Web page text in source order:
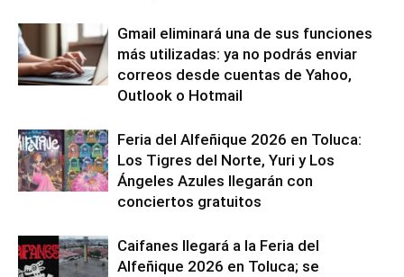
Gmail eliminará una de sus funciones
más utilizadas: ya no podrás enviar
correos desde cuentas de Yahoo,
Outlook o Hotmail
Feria del Alfeñique 2026 en Toluca:
Los Tigres del Norte, Yuri y Los
Ángeles Azules llegarán con
conciertos gratuitos
Caifanes llegará a la Feria del
Alfeñique 2026 en Toluca; se